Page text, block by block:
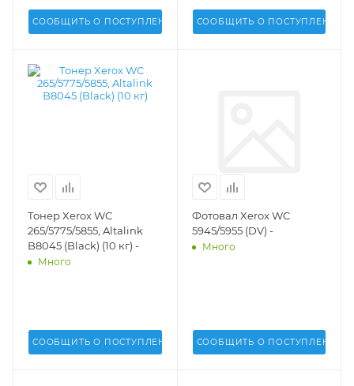
СООБЩИТЬ О ПОСТУПЛЕНИИ СООБЩИТЬ О ПОСТУПЛЕНИИ
Тонер Xerox WC
265/5775/5855, Altalink
B8045 (Black) (10 кг) -
Много
СООБЩИТЬ О ПОСТУПЛЕНИИ
Фотовал Xerox WC
5945/5955 (DV) -
Много
СООБЩИТЬ О ПОСТУПЛЕНИИ